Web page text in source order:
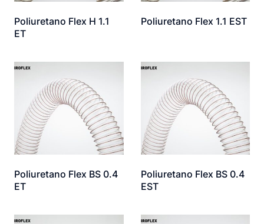
Poliuretano Flex H 1.1
ET
Poliuretano Flex 1.1 EST
Poliuretano Flex BS 0.4
ET
Poliuretano Flex BS 0.4
EST